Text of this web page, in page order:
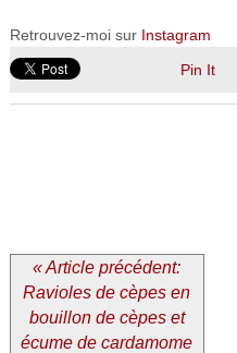
Retrouvez-moi sur Instagram
Pin It
« Article précédent:
Ravioles de cèpes en
bouillon de cèpes et
écume de cardamome